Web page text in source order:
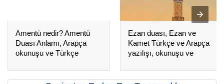
Amentü nedir? Amentü
Duası Anlamı, Arapça
okunuşu ve Türkçe
Ezan duası, Ezan ve
Kamet Türkçe ve Arapça
yazılışı, okunuşu ve